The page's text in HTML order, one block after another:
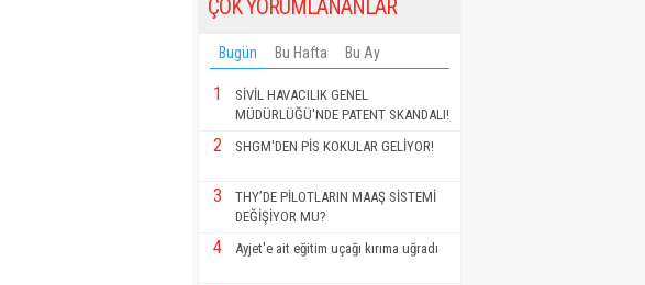
ÇOK YORUMLANANLAR
Bugün Bu Hafta Bu Ay
1
SİVİL HAVACILIK GENEL
MÜDÜRLÜĞÜ'NDE PATENT SKANDALI!
2 SHGM'DEN PİS KOKULAR GELİYOR!
3
THY’DE PİLOTLARIN MAAŞ SİSTEMİ
DEĞİŞİYOR MU?
4 Ayjet'e ait eğitim uçağı kırıma uğradı